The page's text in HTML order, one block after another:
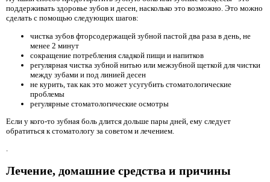
поддерживать здоровье зубов и десен, насколько это возможно. Это можно
сделать с помощью следующих шагов:
чистка зубов фторсодержащей зубной пастой два раза в день, не
менее 2 минут
сокращение потребления сладкой пищи и напитков
регулярная чистка зубной нитью или межзубной щеткой для чистки
между зубами и под линией десен
не курить, так как это может усугубить стоматологические
проблемы
регулярные стоматологические осмотры
Если у кого-то зубная боль длится дольше пары дней, ему следует
обратиться к стоматологу за советом и лечением.
.
Лечение, домашние средства и причины